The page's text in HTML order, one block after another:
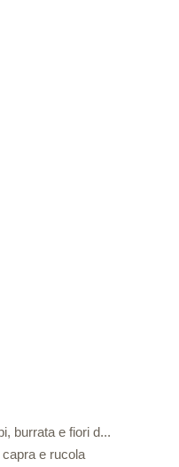
burrata e fiori d...
e rucola